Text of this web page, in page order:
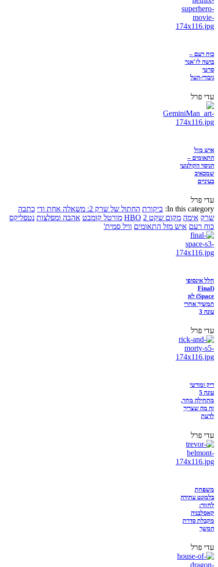
כוח רעם –
בושה לז'אנר
סרטי
גיבורי-העל
עדי פרל
איש מזל
התאומים –
הניסוי הקולנועי
שמכאיב
בעיניים
עדי פרל
In this category: ביקורת החתול של שרק 2: משאלה אחת ודי
כתבה
שרק אימה מקום שקט 2 HBO מורטל קומבט אהבה ומפלצות נטפליקס
כוח רעם איש מזל התאומים וויל סמית'
חלל אינסופי
(Final
Space) לא
תמשיך אחרי
עונה 3
עדי פרל
ריק ומורטי
עונה 5
מתחילה מחר,
זה מה שצריך
לדעת
עדי פרל
משפחת
בלמונט עתידה
לחזור:
קאסלבניה
מקבלת סדרת
המשך
עדי פרל